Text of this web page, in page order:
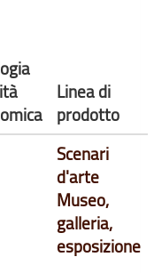
Linea di
prodotto
Scenari
d'arte
Museo,
galleria,
esposizione